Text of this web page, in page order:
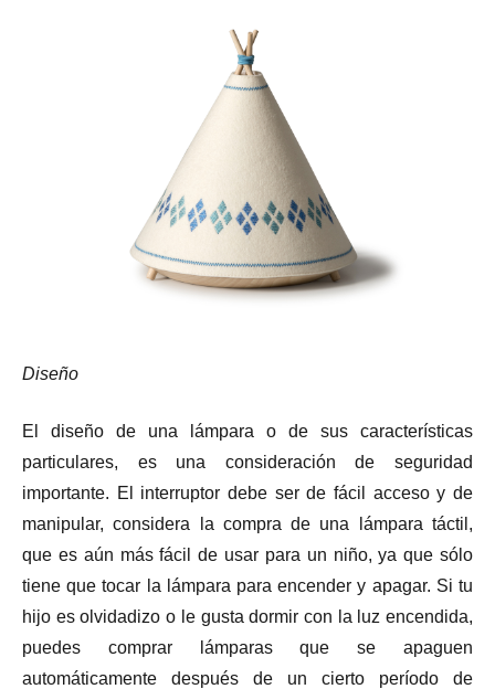
Diseño
El diseño de una lámpara o de sus características
particulares, es una consideración de seguridad
importante. El interruptor debe ser de fácil acceso y de
manipular, considera la compra de una lámpara táctil,
que es aún más fácil de usar para un niño, ya que sólo
tiene que tocar la lámpara para encender y apagar. Si tu
hijo es olvidadizo o le gusta dormir con la luz encendida,
puedes comprar lámparas que se apaguen
automáticamente después de un cierto período de